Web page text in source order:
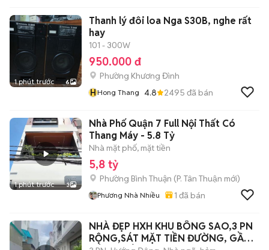
1 phút trước 6
Thanh lý đôi loa Nga S30B, nghe rất
hay
101 - 300W
950.000 đ
Phường Khương Đình
HHong Thang 4.8 2495 đã bán
1 phút trước 3
Nhà Phố Quận 7 Full Nội Thất Có
Thang Máy - 5.8 Tỷ
Nhà mặt phố, mặt tiền
5,8 tỷ
Phường Bình Thuận (P. Tân Thuận mới)
Phương Nhà Nhiều 1 đã bán
NHÀ ĐẸP HXH KHU BÔNG SAO,3 PN
RỘNG,SÁT MẶT TIỀN ĐƯỜNG, GẦN